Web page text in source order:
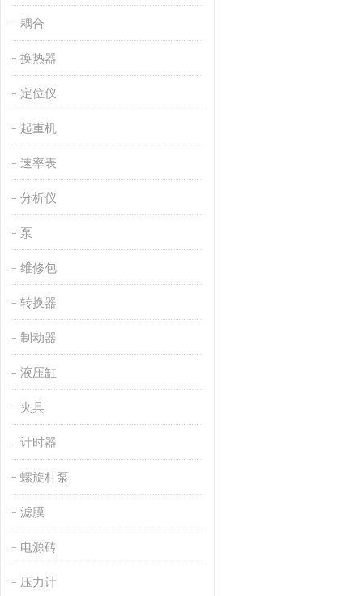
耦合
换热器
定位仪
起重机
速率表
分析仪
泵
维修包
转换器
制动器
液压缸
夹具
计时器
螺旋杆泵
滤膜
电源砖
压力计